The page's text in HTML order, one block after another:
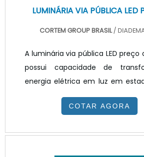
LUMINÁRIA VIA PÚBLICA LED
CORTEM GROUP BRASIL/
A luminária via pública LED preço
possui capacidade de
energia elétrica em luz em
sem a utilização de filamentos,
o desperdício de energia
APLICAÇÃO DA LUMINÁRIA LEDO
COTAR AGORA